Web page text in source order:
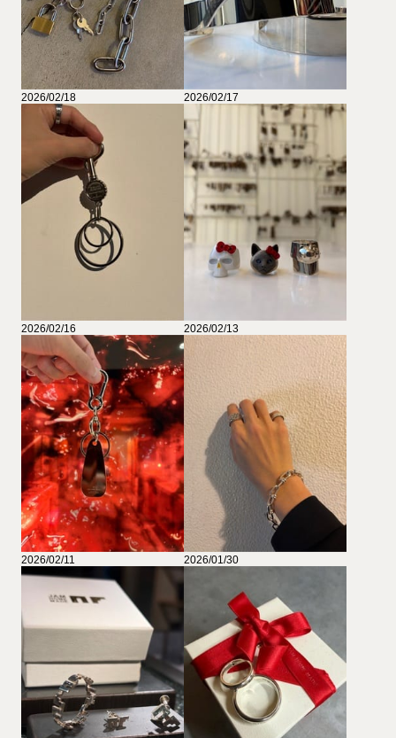
2026/02/18 2026/02/17
2026/02/16 2026/02/13
2026/02/11 2026/01/30